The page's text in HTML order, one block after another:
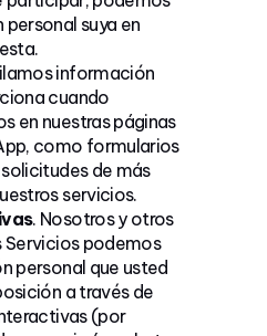
suya en
información
cuando
en nuestras páginas
como formularios
de más
servicios.
. Nosotros y otros
Servicios podemos
personal que usted
a través de
(por